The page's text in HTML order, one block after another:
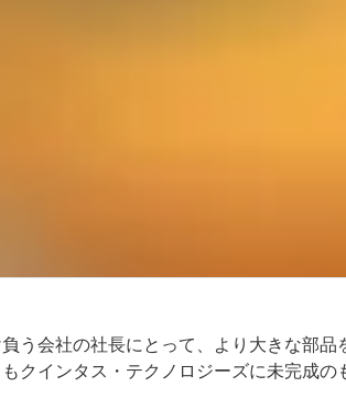
う会社の社長にとって、より大きな部品
クインタス・テクノロジーズに未完成の